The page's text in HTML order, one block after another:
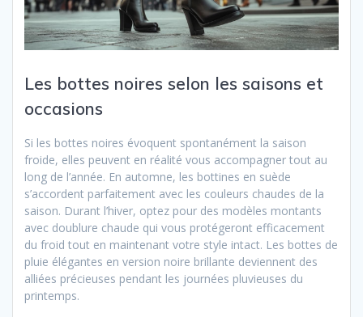
Les bottes noires selon les saisons et
occasions
Si les bottes noires évoquent spontanément la saison
froide, elles peuvent en réalité vous accompagner tout au
long de l’année. En automne, les bottines en suède
s’accordent parfaitement avec les couleurs chaudes de la
saison. Durant l’hiver, optez pour des modèles montants
avec doublure chaude qui vous protégeront efficacement
du froid tout en maintenant votre style intact. Les bottes de
pluie élégantes en version noire brillante deviennent des
alliées précieuses pendant les journées pluvieuses du
printemps.